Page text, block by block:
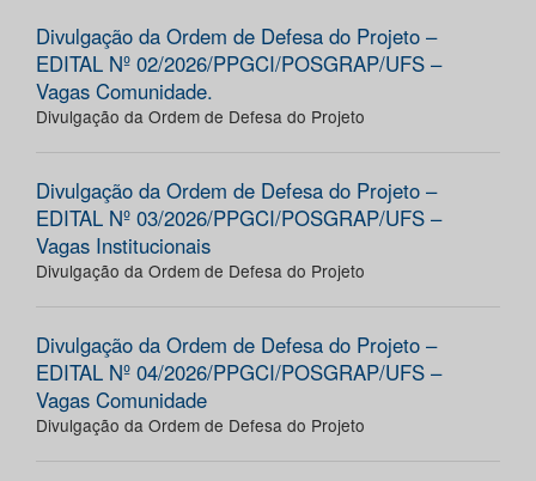
Divulgação da Ordem de Defesa do Projeto –
EDITAL Nº 02/2026/PPGCI/POSGRAP/UFS –
Vagas Comunidade.
Divulgação da Ordem de Defesa do Projeto
Divulgação da Ordem de Defesa do Projeto –
EDITAL Nº 03/2026/PPGCI/POSGRAP/UFS –
Vagas Institucionais
Divulgação da Ordem de Defesa do Projeto
Divulgação da Ordem de Defesa do Projeto –
EDITAL Nº 04/2026/PPGCI/POSGRAP/UFS –
Vagas Comunidade
Divulgação da Ordem de Defesa do Projeto